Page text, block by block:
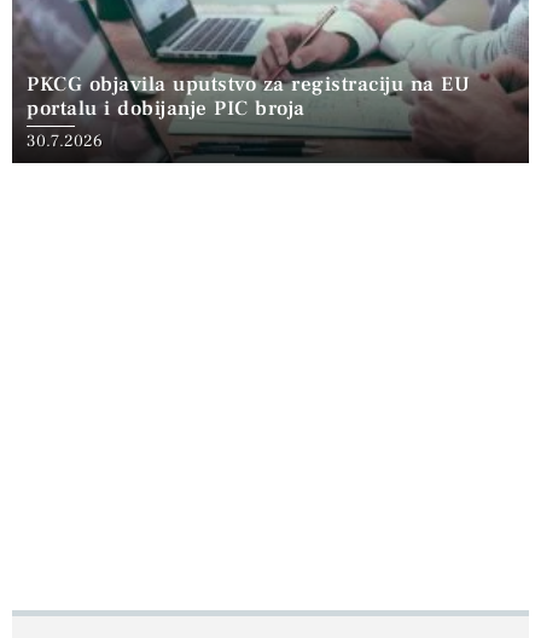
PKCG objavila uputstvo za registraciju na EU
portalu i dobijanje PIC broja
30.7.2026